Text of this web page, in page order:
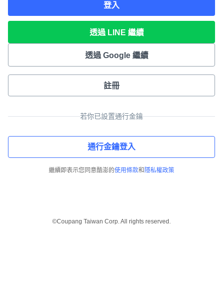
登入
透過 LINE 繼續
透過 Google 繼續
註冊
若你已設置通行金鑰
通行金鑰登入
繼續即表示您同意酷澎的使用條款和 隱私權政策
©Coupang Taiwan Corp. All rights reserved.